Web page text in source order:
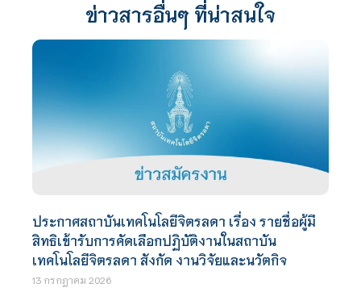
ข่าวสารอื่นๆ ที่น่าสนใจ
ประกาศสถาบันเทคโนโลยีจิตรลดา เรื่อง รายชื่อผู้มี
สิทธิเข้ารับการคัดเลือกปฏิบัติงานในสถาบัน
เทคโนโลยีจิตรลดา สังกัด งานวิจัยและนวัตกิจ
13 กรกฎาคม 2026